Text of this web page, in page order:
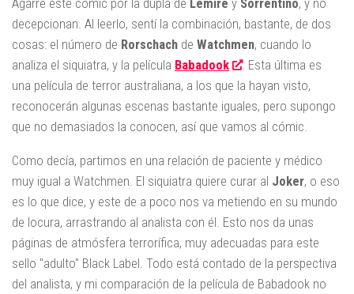
Agarré este cómic por la dupla de Lemire y Sorrentino, y no
decepcionan. Al leerlo, sentí la combinación, bastante, de dos
cosas: el número de Rorschach de Watchmen, cuando lo
analiza el siquiatra, y la película Babadook
. Esta última es
una película de terror australiana, a los que la hayan visto,
reconocerán algunas escenas bastante iguales, pero supongo
que no demasiados la conocen, así que vamos al cómic.
Como decía, partimos en una relación de paciente y médico
muy igual a Watchmen. El siquiatra quiere curar al Joker, o eso
es lo que dice, y este de a poco nos va metiendo en su mundo
de locura, arrastrando al analista con él. Esto nos da unas
páginas de atmósfera terrorífica, muy adecuadas para este
sello "adulto" Black Label. Todo está contado de la perspectiva
del analista, y mi comparación de la película de Babadook no